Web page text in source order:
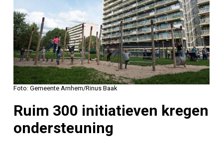
Foto: Gemeente Arnhem/Rinus Baak
Ruim 300 initiatieven kregen
ondersteuning